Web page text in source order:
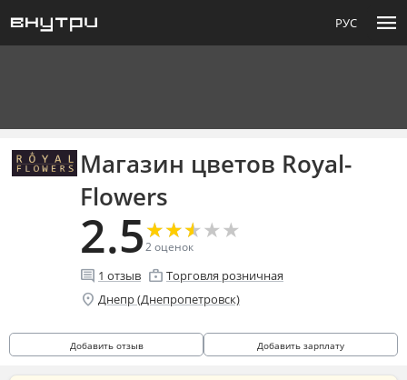
РУС menu
Магазин цветов Royal-
Flowers
2.5★
★★
★★
★★
★★
★
2оценок
comment 1 отзыв enterprise Торговля розничная
location_on Днепр (Днепропетровск)
Добавить отзыв Добавить зарплату